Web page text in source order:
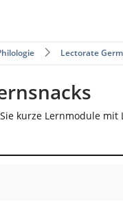
Lectorate
kurze Lernmodule